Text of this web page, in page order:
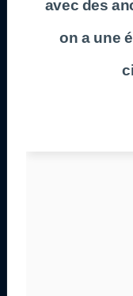
avec des
on a une